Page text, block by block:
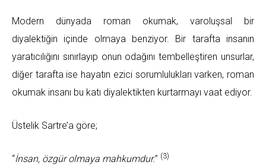
Modern dünyada roman okumak, varoluşsal bir
diyalektiğin içinde olmaya benziyor. Bir tarafta insanın
yaratıcılığını sınırlayıp onun odağını tembelleştiren unsurlar,
diğer tarafta ise hayatın ezici sorumlulukları varken, roman
okumak insanı bu katı diyalektikten kurtarmayı vaat ediyor.
Üstelik Sartre’a göre;
“İnsan, özgür olmaya mahkumdur.” (3)